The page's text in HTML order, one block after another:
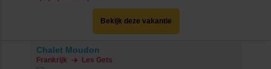
Bekijk deze vakantie
Chalet Moudon
Frankrijk Les Gets